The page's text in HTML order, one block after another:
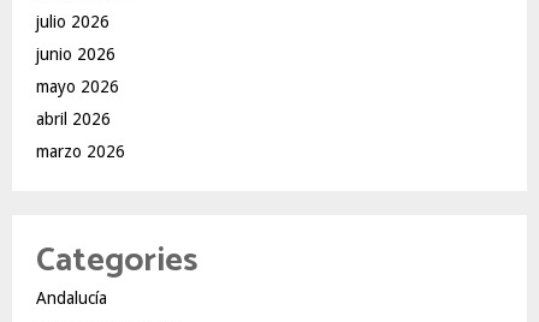
julio 2026
junio 2026
mayo 2026
abril 2026
marzo 2026
Categories
Andalucía